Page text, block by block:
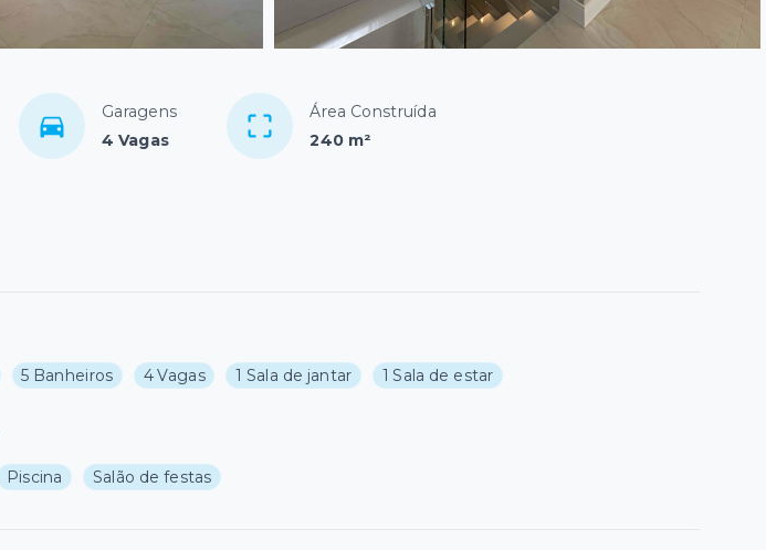
Garagens
4 Vagas
Área Construída
240 m²
5 Banheiros 4 Vagas 1 Sala de jantar 1 Sala de estar
Piscina Salão de festas